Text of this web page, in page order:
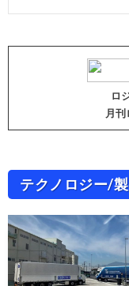
ロ
月
テクノロジー/